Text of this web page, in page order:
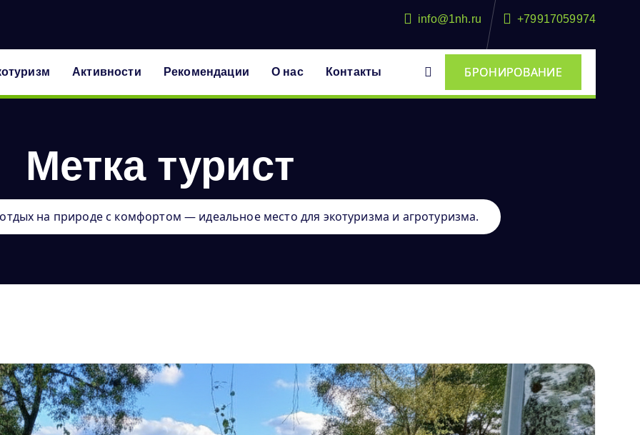
info@1nh.ru +79917059974
Активности Рекомендации О нас Контакты БРОНИРОВАНИЕ
Метка турист
на природе с комфортом — идеальное место для экотуризма и агротуризма.